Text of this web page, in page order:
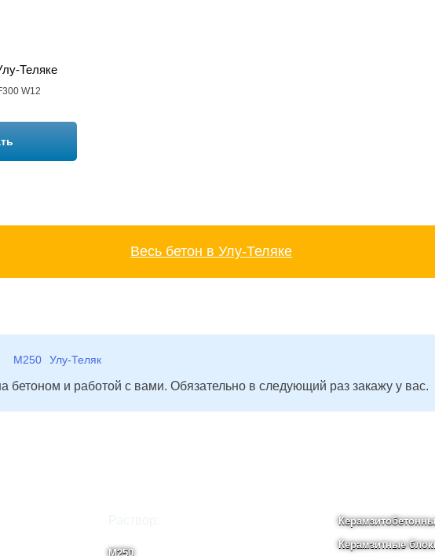
Теляке
W12
Весь бетон в Улу-Теляке
М250 Улу-Теляк
бетоном и работой с вами. Обязательно в следующий раз закажу у вас.
М250
Керамзитные